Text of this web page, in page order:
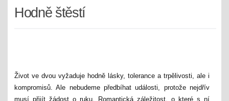
Hodně štěstí
Život ve dvou vyžaduje hodně lásky, tolerance a trpělivosti, ale i
kompromisů. Ale nebudeme předbíhat události, protože nejdřív
musí přijít žádost o ruku. Romantická záležitost, o které s ní